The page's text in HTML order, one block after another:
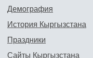
Демография
История Кыргызстана
Праздники
Сайты Кыргызстана